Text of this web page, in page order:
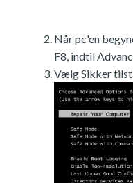
Når pc'en
F8, indtil
Vælg Sikker